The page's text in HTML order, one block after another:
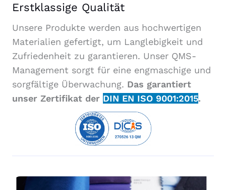
Erstklassige Qualität
Unsere Produkte werden aus hochwertigen
Materialien gefertigt, um Langlebigkeit und
Zufriedenheit zu garantieren. Unser QMS-
Management sorgt für eine engmaschige und
sorgfältige Überwachung. Das garantiert
unser Zertifikat der DIN EN ISO 9001:2015.